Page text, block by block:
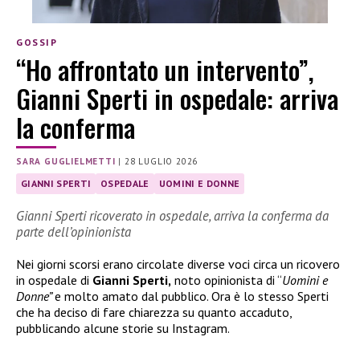
GOSSIP
“Ho affrontato un intervento”,
Gianni Sperti in ospedale: arriva
la conferma
SARA GUGLIELMETTI |28 LUGLIO 2026
GIANNI SPERTI OSPEDALE UOMINI E DONNE
Gianni Sperti ricoverato in ospedale, arriva la conferma da
parte dell’opinionista
Nei giorni scorsi erano circolate diverse voci circa un ricovero
in ospedale di Gianni Sperti, noto opinionista di “Uomini e
Donne”e molto amato dal pubblico. Ora è lo stesso Sperti
che ha deciso di fare chiarezza su quanto accaduto,
pubblicando alcune storie su Instagram.